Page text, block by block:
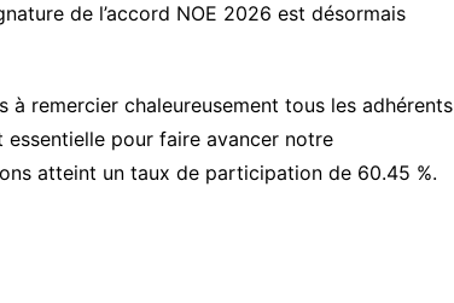
de l’accord NOE 2026 est désormais
remercier chaleureusement tous les adhérents
essentielle pour faire avancer notre
atteint un taux de participation de 60.45 %.